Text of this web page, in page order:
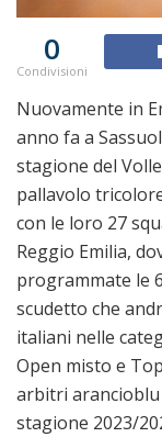
0
Condivisioni
Nuovamente in
anno fa a
stagione del
pallavolo
con le loro 27
Reggio Emilia,
programmate le
scudetto che
italiani nelle
Open misto e
arbitri arancioblu
stagione 2023/